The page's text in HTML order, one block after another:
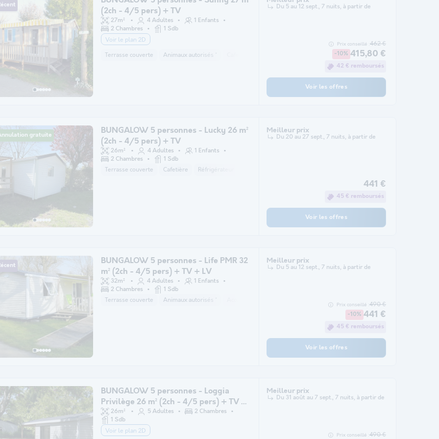
(2ch - 4/5 pers) + TV
27m² 4 Adultes
1 Enfants
2 Chambres
1 Sdb
Voir le plan 2D
Terrasse couverte Animaux autorisés * Salon de jardin Chauffage
Du 5 au 12 sept., 7 nuits, à partir de
Prix conseillé :462 €
-10% 415,80 €
42 € remboursés
Voir les offres
gratuite
BUNGALOW 5 personnes - Lucky 26 m²
(2ch - 4/5 pers) + TV
26m² 4 Adultes
1 Enfants
2 Chambres
1 Sdb
Terrasse couverte Cafetière Réfrigérateur
Meilleur prix
Du 20 au 27 sept., 7 nuits, à partir de
441 €
45 € remboursés
Voir les offres
BUNGALOW 5 personnes - Life PMR 32
m² (2ch - 4/5 pers) + TV + LV
32m² 4 Adultes
1 Enfants
2 Chambres
1 Sdb
Terrasse couverte Animaux autorisés *
Meilleur prix
Du 5 au 12 sept., 7 nuits, à partir de
Prix conseillé :490 €
-10% 441 €
45 € remboursés
Voir les offres
BUNGALOW 5 personnes - Loggia
Privilège 26 m² (2ch - 4/5 pers) + TV +
LV 26m² 5 Adultes
2 Chambres
1 Sdb
Voir le plan 2D
Meilleur prix
Du 31 août au 7 sept., 7 nuits, à partir de
Prix conseillé :490 €